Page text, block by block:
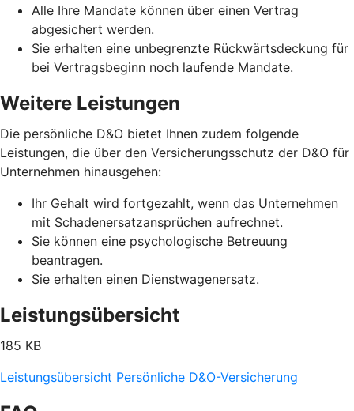
Alle Ihre Mandate können über einen Vertrag
abgesichert werden.
Sie erhalten eine unbegrenzte Rückwärtsdeckung für
bei Vertragsbeginn noch laufende Mandate.
Weitere Leistungen
Die persönliche D&O bietet Ihnen zudem folgende
Leistungen, die über den Versicherungsschutz der D&O für
Unternehmen hinausgehen:
Ihr Gehalt wird fortgezahlt, wenn das Unternehmen
mit Schadenersatzansprüchen aufrechnet.
Sie können eine psychologische Betreuung
beantragen.
Sie erhalten einen Dienstwagenersatz.
Leistungsübersicht
185 KB
Leistungsübersicht Persönliche D&O-Versicherung